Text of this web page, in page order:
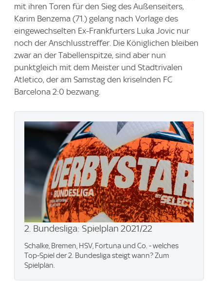
mit ihren Toren für den Sieg des Außenseiters,
Karim Benzema (71.) gelang nach Vorlage des
eingewechselten Ex-Frankfurters Luka Jovic nur
noch der Anschlusstreffer. Die Königlichen bleiben
zwar an der Tabellenspitze, sind aber nun
punktgleich mit dem Meister und Stadtrivalen
Atletico, der am Samstag den kriselnden FC
Barcelona 2:0 bezwang.
2. Bundesliga: Spielplan 2021/22
Schalke, Bremen, HSV, Fortuna und Co. - welches
Top-Spiel der 2. Bundesliga steigt wann? Zum
Spielplan.